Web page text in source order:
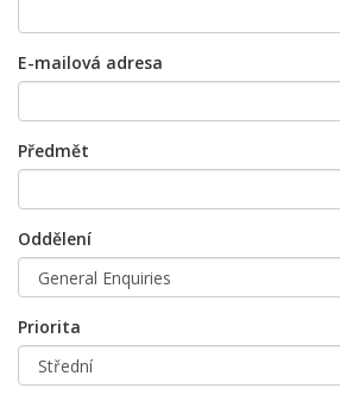
E-mailová adresa
Předmět
Oddělení
Priorita